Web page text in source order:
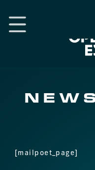
[mailpoet_page]